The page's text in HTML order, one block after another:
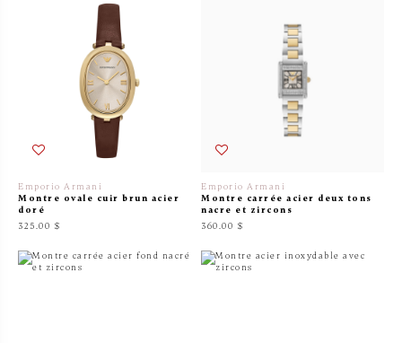
Emporio Armani
Montre ovale cuir brun acier
doré
325.00 $
Emporio Armani
Montre carrée acier deux tons
nacre et zircons
360.00 $